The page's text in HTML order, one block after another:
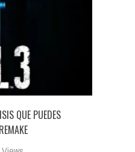
QUE PUEDES